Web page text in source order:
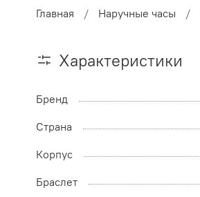
Главная Наручные часы
Характеристики
Бренд
Страна
Корпус
Браслет